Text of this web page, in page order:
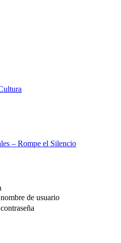
– Rompe el Silencio
de usuario